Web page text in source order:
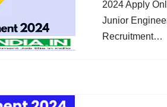
2024 Apply
Junior
Recruitment…